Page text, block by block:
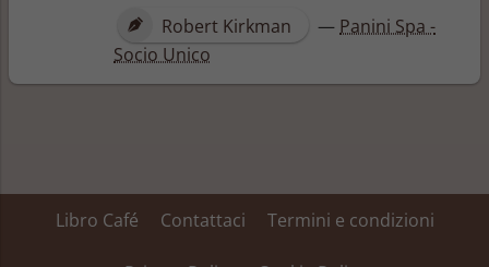
Robert Kirkman
— Panini Spa -
Socio Unico
Libro Café Contattaci Termini e condizioni